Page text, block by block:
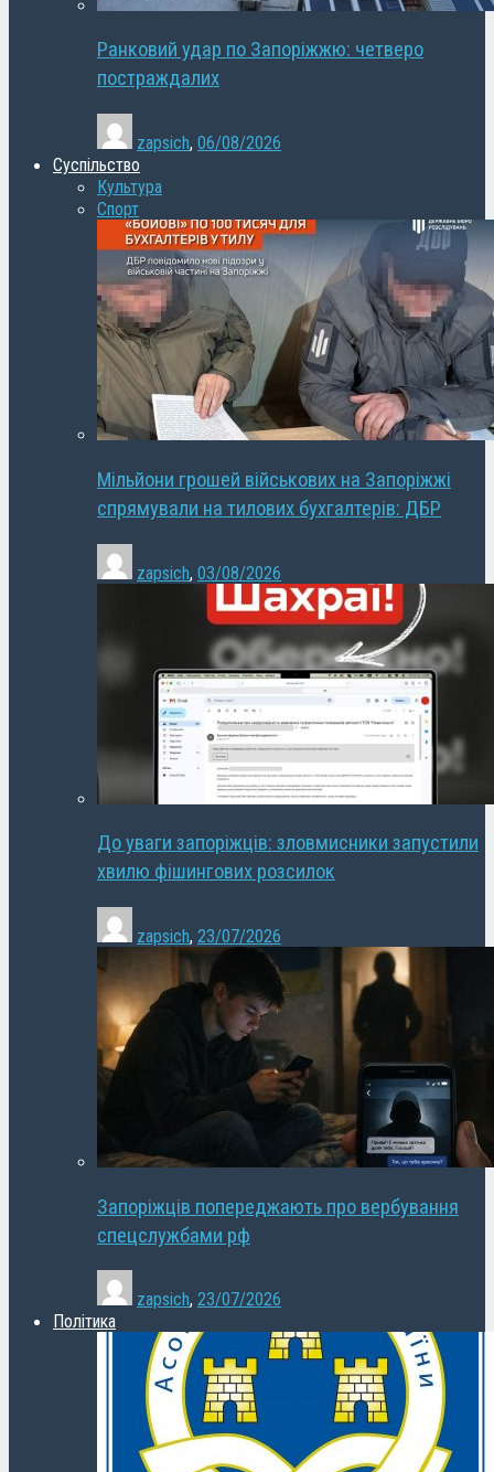
Ранковий удар по Запоріжжю: четверо
постраждалих
zapsich, 06/08/2026
Суспільство
Культура
Спорт
Мільйони грошей військових на Запоріжжі
спрямували на тилових бухгалтерів: ДБР
zapsich, 03/08/2026
До уваги запоріжців: зловмисники запустили
хвилю фішингових розсилок
zapsich, 23/07/2026
Запоріжців попереджають про вербування
спецслужбами рф
zapsich, 23/07/2026
Політика